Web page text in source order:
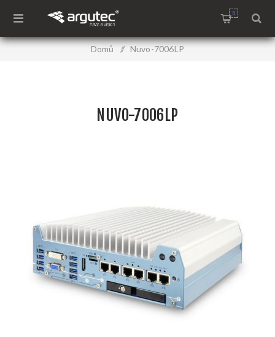
0
Domů / Nuvo-7006LP
NUVO-7006LP